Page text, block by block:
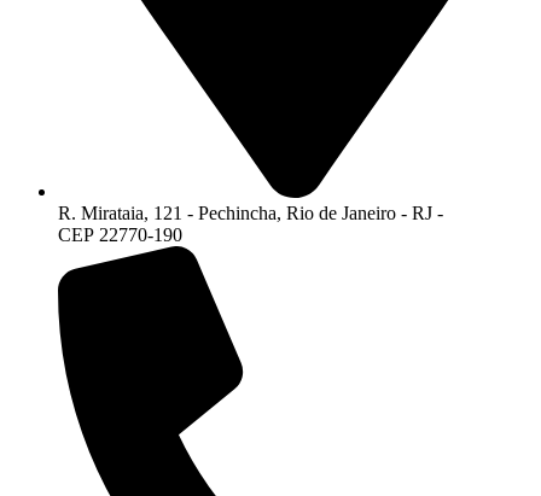
R. Mirataia, 121 - Pechincha, Rio de Janeiro - RJ -
CEP 22770-190